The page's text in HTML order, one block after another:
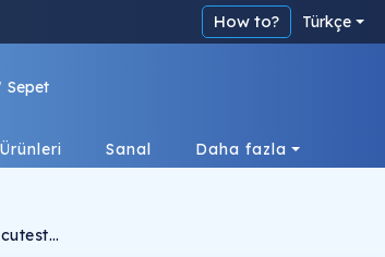
How to? Türkçe
Sepet
Sanal Daha fazla